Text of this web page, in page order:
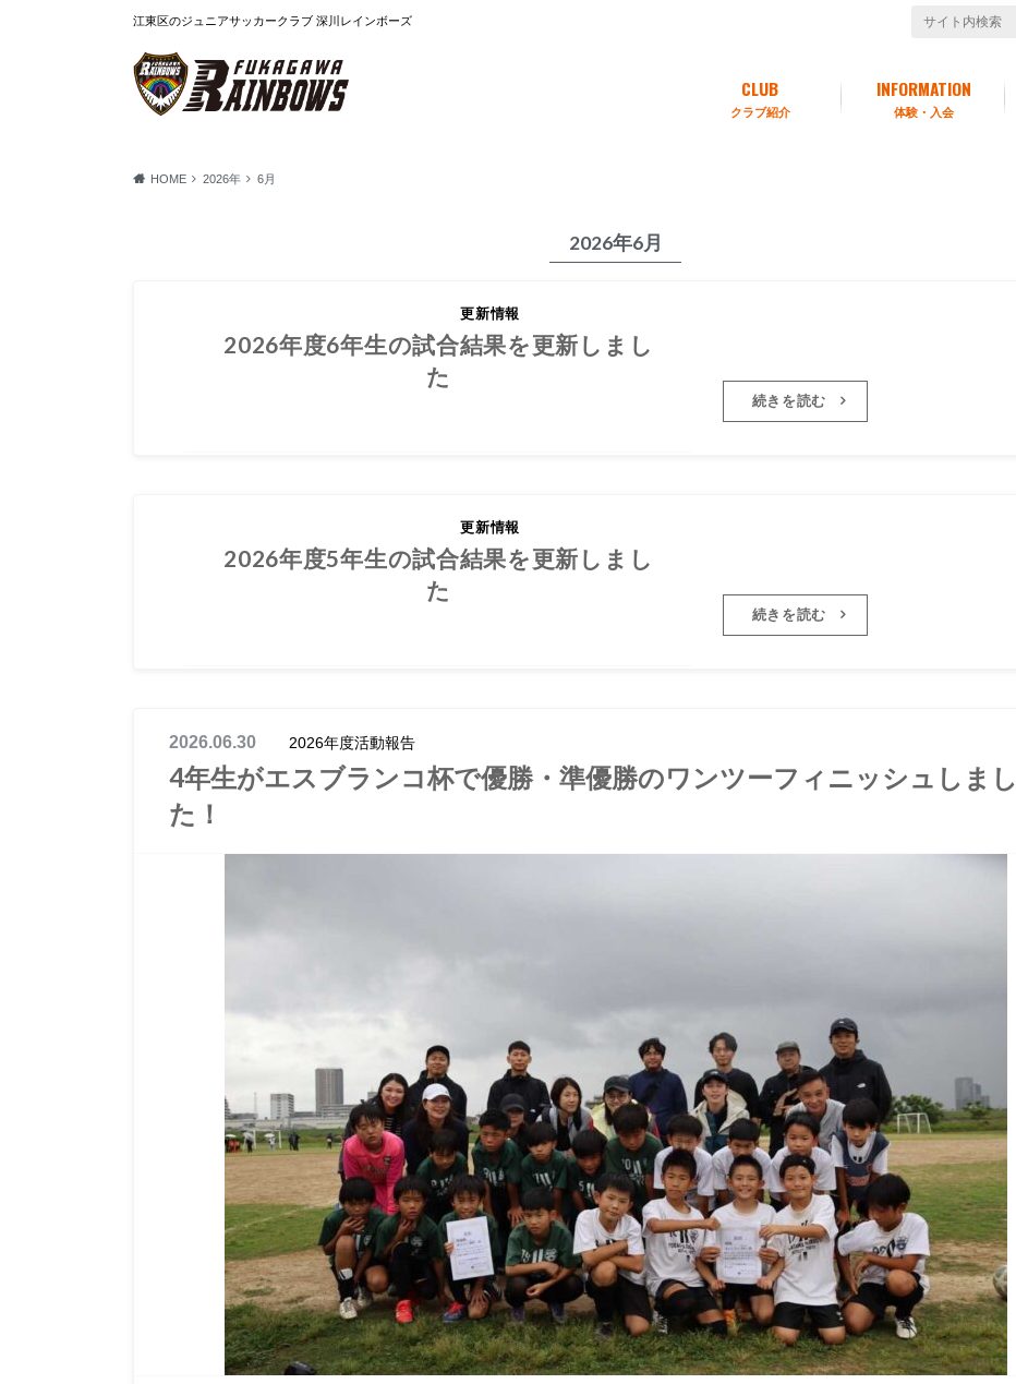
江東区のジュニアサッカークラブ 深川レインボーズ
クラブ紹介
CLUB
体験・入会
INFORMATION
HOME 2026年 6月
2026年6月
更新情報
2026年度6年生の試合結果を更新しまし
た
続きを読む
更新情報
2026年度5年生の試合結果を更新しまし
た
続きを読む
2026.06.30 2026年度活動報告
4年生がエスブランコ杯で優勝・準優勝のワンツーフィニッシュしまし
た！